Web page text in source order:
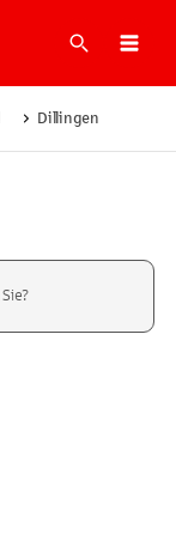
Suche
Dillingen